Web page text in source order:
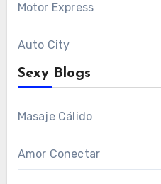
Motor Express
Auto City
Sexy Blogs
Masaje Cálido
Amor Conectar